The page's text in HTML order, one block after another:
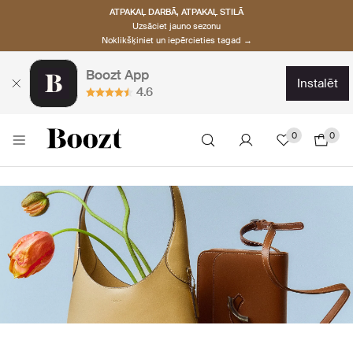
ATPAKAĻ DARBĀ, ATPAKAĻ STILĀ
Uzsāciet jauno sezonu
Noklikšķiniet un iepērcieties tagad →
Boozt App
4.6
instalēt
0 0